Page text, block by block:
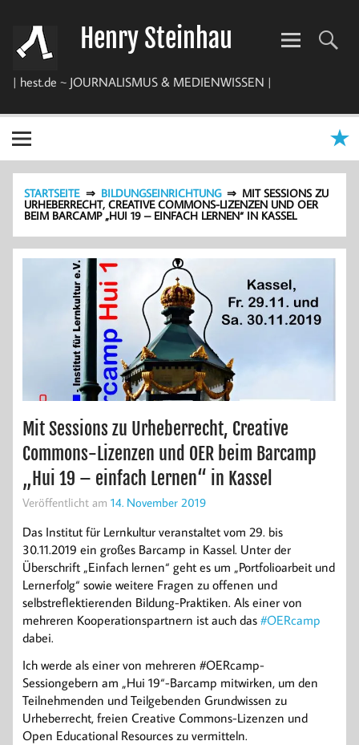
springen
Henry Steinhau
| hest.de ~ JOURNALISMUS & MEDIENWISSEN |
STARTSEITE BILDUNGSEINRICHTUNG MIT SESSIONS ZU
URHEBERRECHT, CREATIVE COMMONS-LIZENZEN UND OER
BEIM BARCAMP „HUI 19 – EINFACH LERNEN“ IN KASSEL
Mit Sessions zu Urheberrecht, Creative
Commons-Lizenzen und OER beim Barcamp
„Hui 19 – einfach Lernen“ in Kassel
Veröffentlicht am 14. November 2019
Das Institut für Lernkultur veranstaltet vom 29. bis
30.11.2019 ein großes Barcamp in Kassel. Unter der
Überschrift „Einfach lernen“ geht es um „Portfolioarbeit und
Lernerfolg“ sowie weitere Fragen zu offenen und
selbstreflektierenden Bildung-Praktiken. Als einer von
mehreren Kooperationspartnern ist auch das #OERcamp
dabei.
Ich werde als einer von mehreren #OERcamp-
Sessiongebern am „Hui 19“-Barcamp mitwirken, um den
Teilnehmenden und Teilgebenden Grundwissen zu
Urheberrecht, freien Creative Commons-Lizenzen und
Open Educational Resources zu vermitteln.